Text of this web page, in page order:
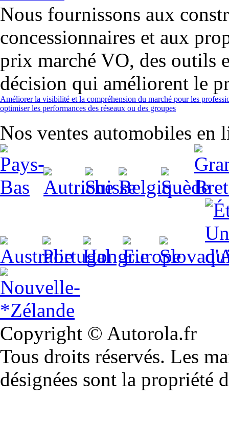
Nous fournissons aux
concessionnaires et aux
prix marché VO, des outils
décision qui améliorent le
Améliorer la visibilité et la compréhension du marché pour les
optimiser les performances des réseaux ou des groupes
Nos ventes automobiles
Copyright © Autorola.fr
Tous droits réservés. Les
désignées sont la propriété